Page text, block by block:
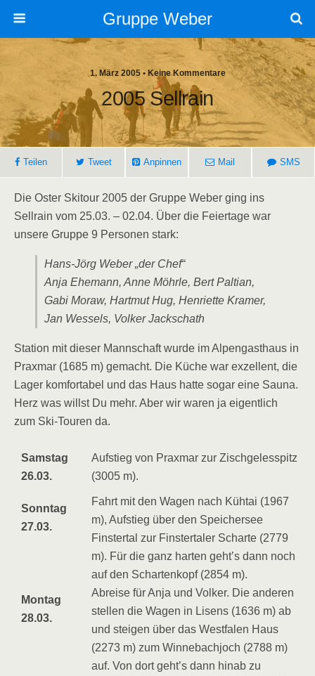
Gruppe Weber
1. März 2005 • Keine Kommentare
2005 Sellrain
Teilen Tweet Anpinnen Mail SMS
Die Oster Skitour 2005 der Gruppe Weber ging ins
Sellrain vom 25.03. – 02.04. Über die Feiertage war
unsere Gruppe 9 Personen stark:
Hans-Jörg Weber „der Chef“
Anja Ehemann, Anne Möhrle, Bert Paltian,
Gabi Moraw, Hartmut Hug, Henriette Kramer,
Jan Wessels, Volker Jackschath
Station mit dieser Mannschaft wurde im Alpengasthaus in
Praxmar (1685 m) gemacht. Die Küche war exzellent, die
Lager komfortabel und das Haus hatte sogar eine Sauna.
Herz was willst Du mehr. Aber wir waren ja eigentlich
zum Ski-Touren da.
Samstag
26.03.
Aufstieg von Praxmar zur Zischgelesspitz
(3005 m).
Sonntag
27.03.
Fahrt mit den Wagen nach Kühtai (1967
m), Aufstieg über den Speichersee
Finstertal zur Finstertaler Scharte (2779
m). Für die ganz harten geht’s dann noch
auf den Schartenkopf (2854 m).
Montag
28.03.
Abreise für Anja und Volker. Die anderen
stellen die Wagen in Lisens (1636 m) ab
und steigen über das Westfalen Haus
(2273 m) zum Winnebachjoch (2788 m)
auf. Von dort geht’s dann hinab zu